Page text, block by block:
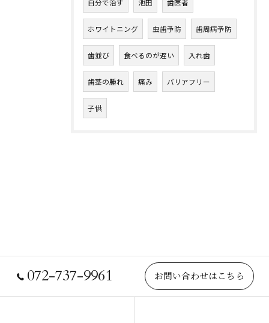
自分で治す 池田 歯医者
ホワイトニング 虫歯予防 歯周病予防
歯並び 食べるのが遅い 入れ歯
歯茎の腫れ 痛み バリアフリー
子供
072-737-9961 お問い合わせはこちら